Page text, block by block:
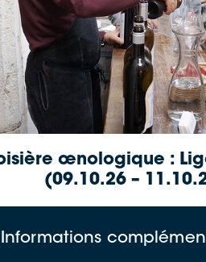
œnologique :
(09.10.26 –
Informations